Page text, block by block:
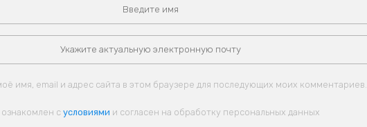
имя, email и адрес сайта в этом браузере для последующих моих комментариев.
ознакомлен сусловиями и согласен на обработку персональных данных